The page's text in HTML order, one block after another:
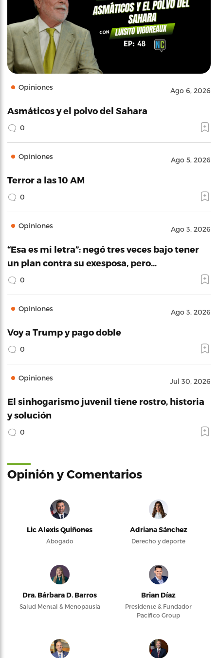
Opiniones Ago 6, 2026
Asmáticos y el polvo del Sahara
0
Opiniones Ago 5, 2026
Terror a las 10 AM
0
Opiniones Ago 3, 2026
“Esa es mi letra”: negó tres veces bajo tener
un plan contra su exesposa, pero…
0
Opiniones Ago 3, 2026
Voy a Trump y pago doble
0
Opiniones Jul 30, 2026
El sinhogarismo juvenil tiene rostro, historia
y solución
0
Opinión y Comentarios
Lic Alexis Quiñones
Abogado
Adriana Sánchez
Derecho y deporte
Dra. Bárbara D. Barros
Salud Mental & Menopausia
Brian Díaz
Presidente & Fundador
Pacifico Group